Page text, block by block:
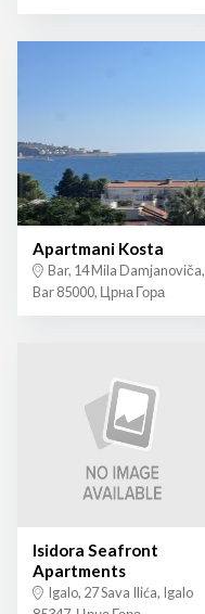
Apartmani Kosta
Bar, 14 Mila Damjanoviča,
Bar 85000, Црна Гора
Isidora Seafront
Apartments
Igalo, 27 Sava Ilića, Igalo